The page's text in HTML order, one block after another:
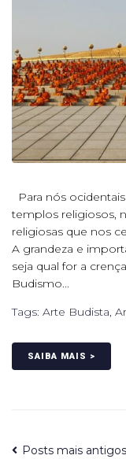
Para nós
templos religiosos,
religiosas que nos
A grandeza e
seja qual for a
Budismo...
Tags: Arte Budista,
SAIBA MAIS >
Posts mais antigos